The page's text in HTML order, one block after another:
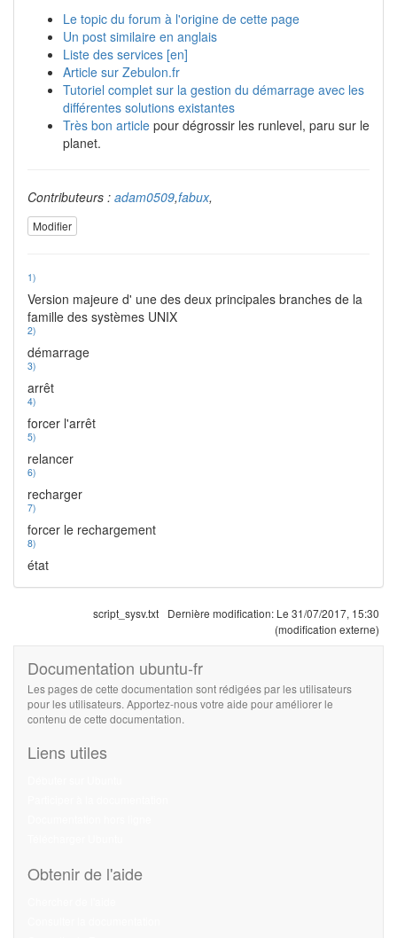
Le topic du forum à l'origine de cette page
Un post similaire en anglais
Liste des services [en]
Article sur Zebulon.fr
Tutoriel complet sur la gestion du démarrage avec les
différentes solutions existantes
Très bon article pour dégrossir les runlevel, paru sur le
planet.
Contributeurs : adam0509,fabux,
Modifier
1)
Version majeure d' une des deux principales branches de la
famille des systèmes UNIX
2)
démarrage
3)
arrêt
4)
forcer l'arrêt
5)
relancer
6)
recharger
7)
forcer le rechargement
8)
état
script_sysv.txt Dernière modification: Le 31/07/2017, 15:30
(modification externe)
Documentation ubuntu-fr
Les pages de cette documentation sont rédigées par les utilisateurs
pour les utilisateurs. Apportez-nous votre aide pour améliorer le
contenu de cette documentation.
Liens utiles
Obtenir de l'aide